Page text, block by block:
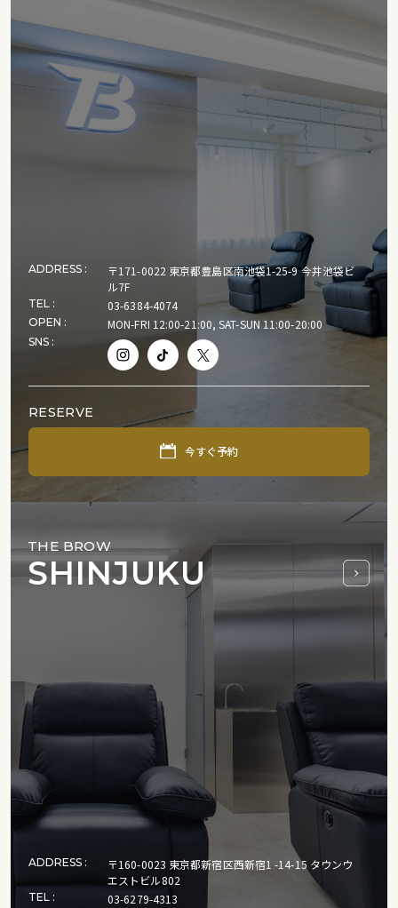
ADDRESS :
〒171‑0022 東京都豊島区南池袋1-25-9 今井池袋ビ
ル7F
TEL : 03-6384-4074
OPEN : MON-FRI 12:00-21:00, SAT-SUN 11:00-20:00
SNS :
RESERVE
今すぐ予約
THE BROW
SHINJUKU
ADDRESS :
〒160-0023 東京都新宿区西新宿1 -14-15 タウンウ
エストビル802
TEL : 03-6279-4313